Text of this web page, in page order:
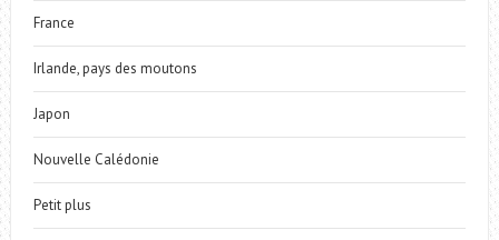
France
Irlande, pays des moutons
Japon
Nouvelle Calédonie
Petit plus